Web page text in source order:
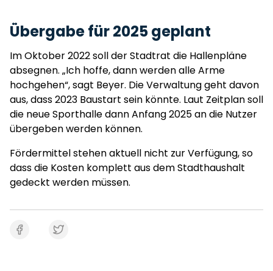
Übergabe für 2025 geplant
Im Oktober 2022 soll der Stadtrat die Hallenpläne
absegnen. „Ich hoffe, dann werden alle Arme
hochgehen“, sagt Beyer. Die Verwaltung geht davon
aus, dass 2023 Baustart sein könnte. Laut Zeitplan soll
die neue Sporthalle dann Anfang 2025 an die Nutzer
übergeben werden können.
Fördermittel stehen aktuell nicht zur Verfügung, so
dass die Kosten komplett aus dem Stadthaushalt
gedeckt werden müssen.